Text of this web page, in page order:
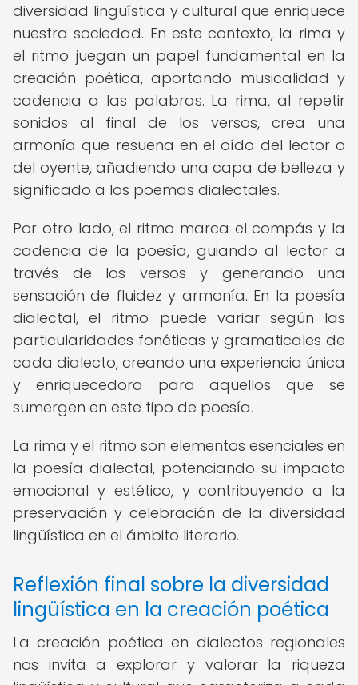
diversidad lingüística y cultural que enriquece
nuestra sociedad. En este contexto, la rima y
el ritmo juegan un papel fundamental en la
creación poética, aportando musicalidad y
cadencia a las palabras. La rima, al repetir
sonidos al final de los versos, crea una
armonía que resuena en el oído del lector o
del oyente, añadiendo una capa de belleza y
significado a los poemas dialectales.
Por otro lado, el ritmo marca el compás y la
cadencia de la poesía, guiando al lector a
través de los versos y generando una
sensación de fluidez y armonía. En la poesía
dialectal, el ritmo puede variar según las
particularidades fonéticas y gramaticales de
cada dialecto, creando una experiencia única
y enriquecedora para aquellos que se
sumergen en este tipo de poesía.
La rima y el ritmo son elementos esenciales en
la poesía dialectal, potenciando su impacto
emocional y estético, y contribuyendo a la
preservación y celebración de la diversidad
lingüística en el ámbito literario.
Reflexión final sobre la diversidad
lingüística en la creación poética
La creación poética en dialectos regionales
nos invita a explorar y valorar la riqueza